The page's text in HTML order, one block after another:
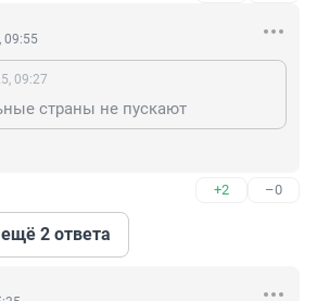
09:55
09:27
страны не пускают
+2 –0
2 ответа